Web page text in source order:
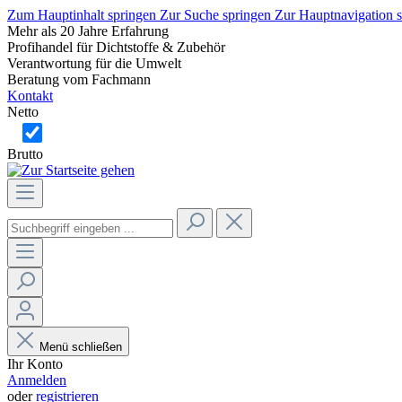
Zum Hauptinhalt springen Zur Suche springen Zur Hauptnavigation
Mehr als 20 Jahre Erfahrung
Profihandel für Dichtstoffe & Zubehör
Verantwortung für die Umwelt
Beratung vom Fachmann
Kontakt
Netto
Brutto
Menü schließen
Ihr Konto
Anmelden
oderregistrieren